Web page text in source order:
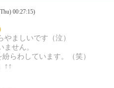
00:27:15)
ましいです（泣）
せん。
らわしています。（笑）
↑↑